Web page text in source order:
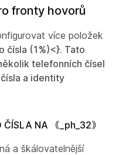
fronty hovorů
více položek
čísla (1%)<}. Tato
telefonních čísel
a identity
NA ｟_ph_32｠
a škálovatelnější